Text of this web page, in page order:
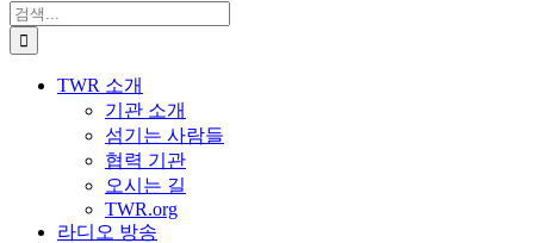
검
색:
TWR 소개
기관 소개
섬기는 사람들
협력 기관
오시는 길
TWR.org
라디오 방송